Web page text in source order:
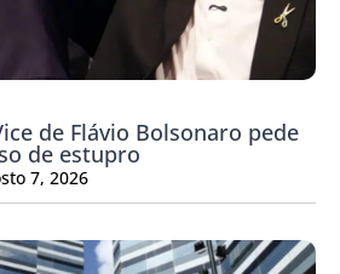
de Flávio Bolsonaro pede
de estupro
7, 2026